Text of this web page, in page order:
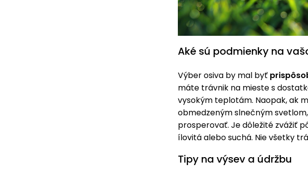
Aké sú podmienky na
Výber osiva by mal byť
máte trávnik na mieste s
vysokým teplotám. Naopak, ak
obmedzeným slnečným
prosperovať. Je dôležité zvážiť
ílovitá alebo suchá. Nie všetky
Tipy na výsev a údržbu